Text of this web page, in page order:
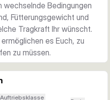
wechselnde Bedingungen
Fütterungsgewicht und
Tragkraft Ihr wünscht.
es Euch, zu
zu müssen.
Auftriebsklasse